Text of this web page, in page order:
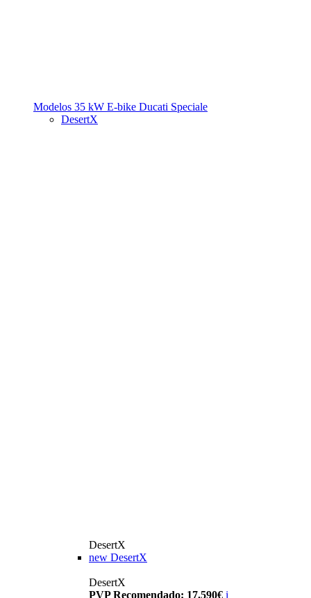
Modelos 35 kW E-bike Ducati Speciale
DesertX
DesertX
new DesertX
DesertX
PVP Recomendado: 17.590€ i